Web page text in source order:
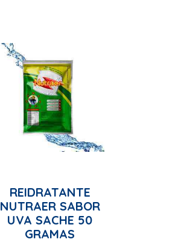
REIDRATANTE
NUTRAER SABOR
UVA SACHE 50
GRAMAS